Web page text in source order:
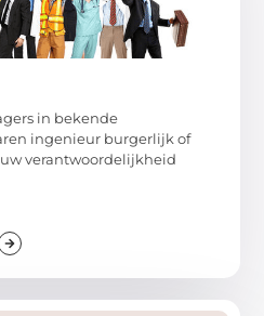
in bekende
ingenieur burgerlijk of
verantwoordelijkheid